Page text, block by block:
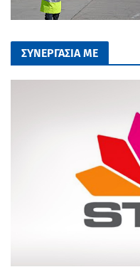
ΣΥΝΕΡΓΑΣΙΑ ΜΕ